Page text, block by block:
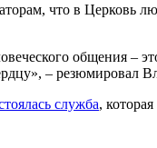
что в Церковь
общения –
– резюмировал
служба,